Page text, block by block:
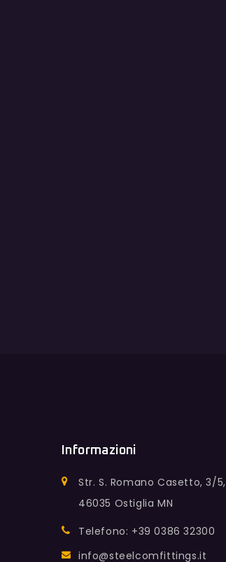
Informazioni
Str. S. Romano Casetto, 3/5,
46035 Ostiglia MN
Telefono: +39 0386 32300
info@steelcomfittings.it